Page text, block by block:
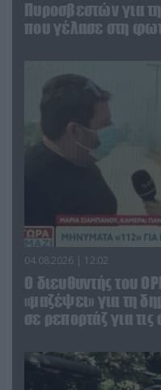
Πυροσβεστών για
που γέλασε στη
04.08.2026 | 12:02
O διευθυντής του
«μαζέψει» για τη
σε ρεπορτάζ για